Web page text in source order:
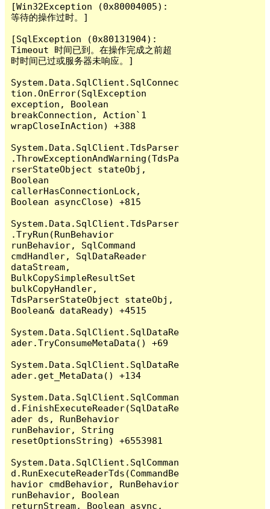
[Win32Exception (0x80004005):
等待的操作过时。]
[SqlException (0x80131904):
Timeout 时间已到。在操作完成之前超
时时间已过或服务器未响应。]
System.Data.SqlClient.SqlConnec
tion.OnError(SqlException
exception, Boolean
breakConnection, Action`1
wrapCloseInAction) +388
System.Data.SqlClient.TdsParser
.ThrowExceptionAndWarning(TdsPa
rserStateObject stateObj,
Boolean
callerHasConnectionLock,
Boolean asyncClose) +815
System.Data.SqlClient.TdsParser
.TryRun(RunBehavior
runBehavior, SqlCommand
cmdHandler, SqlDataReader
dataStream,
BulkCopySimpleResultSet
bulkCopyHandler,
TdsParserStateObject stateObj,
Boolean& dataReady) +4515
System.Data.SqlClient.SqlDataRe
ader.TryConsumeMetaData() +69
System.Data.SqlClient.SqlDataRe
ader.get_MetaData() +134
System.Data.SqlClient.SqlComman
d.FinishExecuteReader(SqlDataRe
ader ds, RunBehavior
runBehavior, String
resetOptionsString) +6553981
System.Data.SqlClient.SqlComman
d.RunExecuteReaderTds(CommandBe
havior cmdBehavior, RunBehavior
runBehavior, Boolean
returnStream, Boolean async,